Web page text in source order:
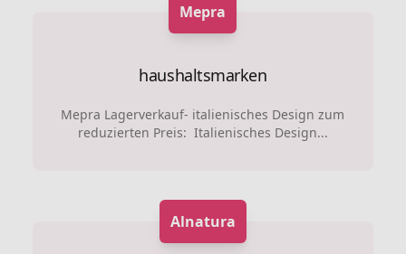
Mepra
haushaltsmarken
Mepra Lagerverkauf- italienisches Design zum
reduzierten Preis: Italienisches Design...
Alnatura